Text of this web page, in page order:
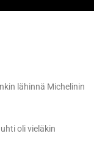
lähinnä Michelinin
oli vieläkin